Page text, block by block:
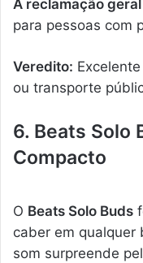
A reclamação
para pessoas com
Veredito:
ou transporte
6. Beats Solo
Compacto
O Beats Solo Buds
caber em qualquer
som surpreende